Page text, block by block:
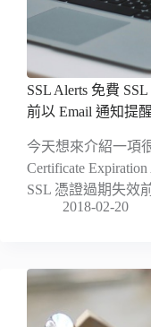
SSL Alerts 免費
前以 Email 通知提醒
今天想來介紹一項
Certificate
SSL 憑證過期失效
2018-02-20